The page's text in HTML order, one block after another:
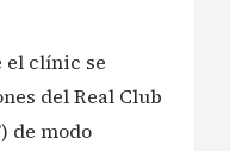
el clínic se
del Real Club
de modo